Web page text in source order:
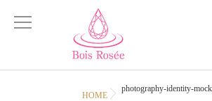
HOME
photography-identity-